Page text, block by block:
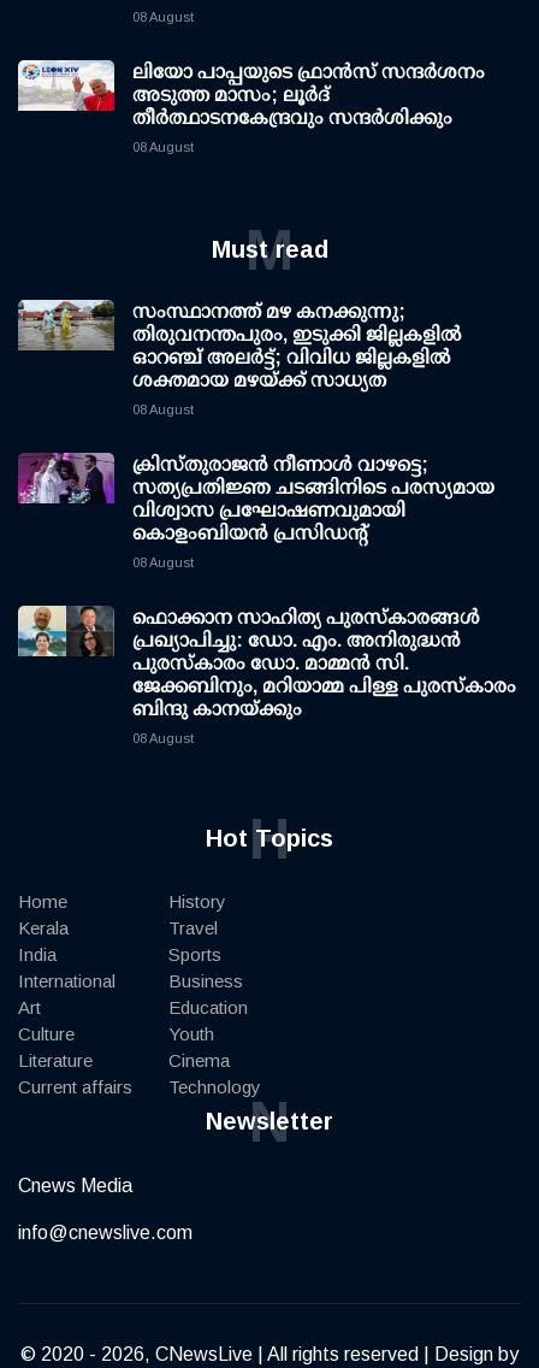
08 August
ലിയോ പാപ്പയുടെ ഫ്രാൻസ് സന്ദർശനം
അടുത്ത മാസം; ലൂർദ്
തീർത്ഥാടനകേന്ദ്രവും സന്ദർശിക്കും
08 August
Must read
M
സംസ്ഥാനത്ത് മഴ കനക്കുന്നു;
തിരുവനന്തപുരം, ഇടുക്കി ജില്ലകളിൽ
ഓറഞ്ച് അലർട്ട്; വിവിധ ജില്ലകളിൽ
ശക്തമായ മഴയ്ക്ക് സാധ്യത
08 August
ക്രിസ്തുരാജൻ നീണാൾ വാഴട്ടെ;
സത്യപ്രതിജ്ഞ ചടങ്ങിനിടെ പരസ്യമായ
വിശ്വാസ പ്രഘോഷണവുമായി
കൊളംബിയൻ പ്രസിഡന്റ്
08 August
ഫൊക്കാന സാഹിത്യ പുരസ്‌കാരങ്ങള്‍
പ്രഖ്യാപിച്ചു: ഡോ. എം. അനിരുദ്ധന്‍
പുരസ്‌കാരം ഡോ. മാമ്മന്‍ സി.
ജേക്കബിനും, മറിയാമ്മ പിള്ള പുരസ്‌കാരം
ബിന്ദു കാനയ്ക്കും
08 August
Hot Topics
H
Home
Kerala
India
International
Art
Culture
Literature
Current affairs
History
Travel
Sports
Business
Education
Youth
Cinema
Technology
Newsletter
N
Cnews Media
info@cnewslive.com
© 2020 - 2026, CNewsLive | All rights reserved | Design by